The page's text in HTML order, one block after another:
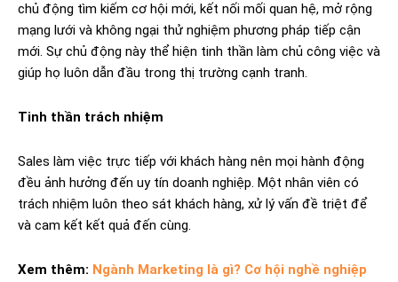
chủ động tìm kiếm cơ hội mới, kết nối mối quan hệ, mở rộng
mạng lưới và không ngại thử nghiệm phương pháp tiếp cận
mới. Sự chủ động này thể hiện tinh thần làm chủ công việc và
giúp họ luôn dẫn đầu trong thị trường cạnh tranh.
Tinh thần trách nhiệm
Sales làm việc trực tiếp với khách hàng nên mọi hành động
đều ảnh hưởng đến uy tín doanh nghiệp. Một nhân viên có
trách nhiệm luôn theo sát khách hàng, xử lý vấn đề triệt để
và cam kết kết quả đến cùng.
Xem thêm: Ngành Marketing là gì? Cơ hội nghề nghiệp